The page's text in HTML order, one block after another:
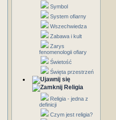
Symbol
System ofiarny
Wszechwiedza
Zabawa i kult
Zarys
fenomenologii ofiary
Świetość
Święta przestrzeń
Religia
Religia - jedna z
definicji
Czym jest religia?